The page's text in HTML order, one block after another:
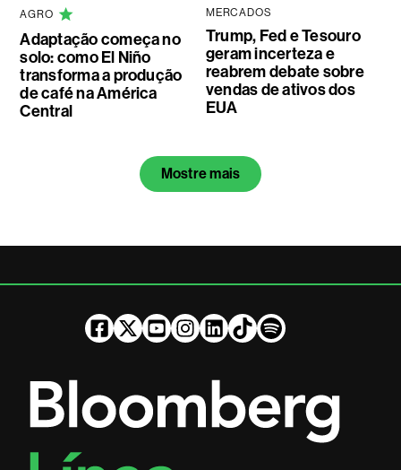
AGRO
Adaptação começa no
solo: como El Niño
transforma a produção
de café na América
Central
MERCADOS
Trump, Fed e Tesouro
geram incerteza e
reabrem debate sobre
vendas de ativos dos
EUA
Mostre mais